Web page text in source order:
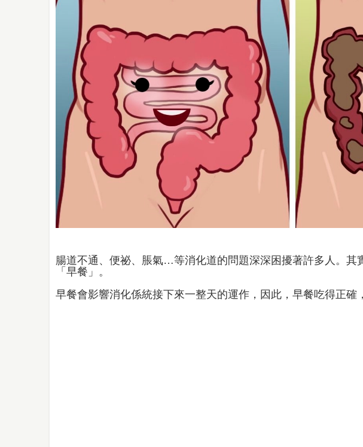
腸道不通、便祕、脹氣…等消化道的問題深深困擾著許多人。其
「早餐」。
早餐會影響消化係統接下來一整天的運作，因此，早餐吃得正確